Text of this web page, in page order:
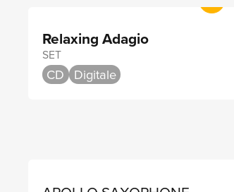
Relaxing Adagio
SET
CD Digitale